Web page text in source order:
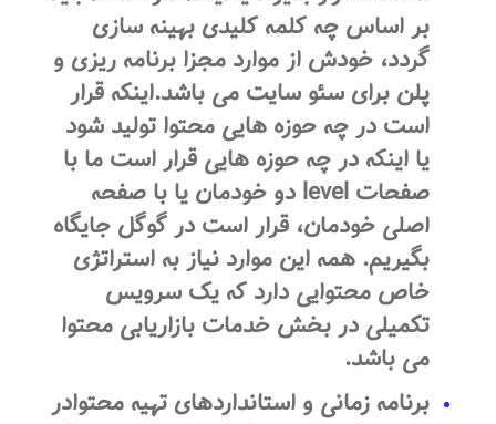
بر اساس چه کلمه کلیدی بهینه سازی
گردد، خودش از موارد مجزا برنامه ریزی و
پلن برای سئو سایت می باشد.اینکه قرار
است در چه حوزه هایی محتوا تولید شود
یا اینکه در چه حوزه هایی قرار است ما با
صفحات level دو خودمان یا با صفحه
اصلی خودمان، قرار است در گوگل جایگاه
بگیریم. همه این موارد نیاز به استراتژی
خاص محتوایی دارد که یک سرویس
تکمیلی در بخش خدمات بازاریابی محتوا
می باشد.
برنامه زمانی و استانداردهای تهیه محتوادر